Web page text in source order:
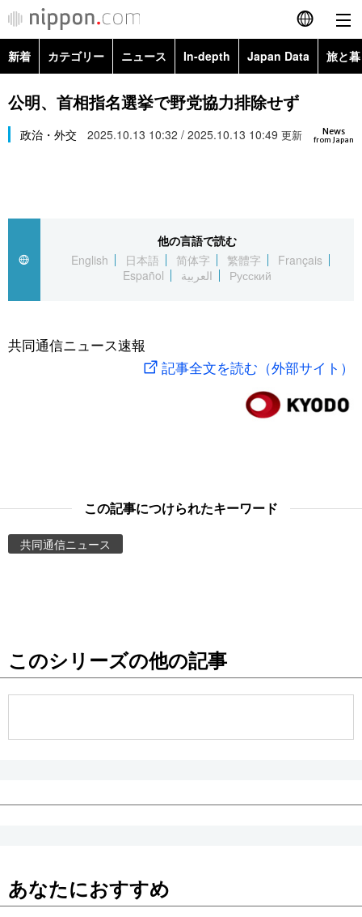
English
简体字
繁體字
العربية
社会
旅と暮らし
東京
新着 カテゴリー ニュース In-depth Japan Data 旅と
政治・外交
経済・ビジネス
社会
文化
科学・技術
暮らし
Topics
Images
お知らせ
公明、首相指名選挙で野党協力排除せず
News
from Japan
政治・外交 2025.10.13 10:32 / 2025.10.13 10:49 更新
他の言語で読む
English
日本語 简体字 繁體字
Français
Español
العربية Русский
共同通信ニュース速報
記事全文を読む（外部サイト）
この記事につけられたキーワード
共同通信ニュース
このシリーズの他の記事
あなたにおすすめ